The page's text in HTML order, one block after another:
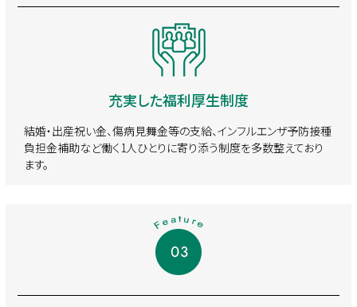
充実した福利厚生制度
結婚・出産祝い金、傷病見舞金等の支給、インフルエンザ予防接種
負担金補助など働く1人ひとりに寄り添う制度を多数整えており
ます。